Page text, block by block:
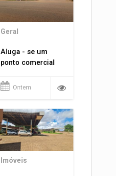
Geral
Aluga - se um
ponto comercial
Ontem
Imóveis